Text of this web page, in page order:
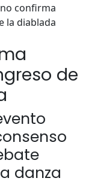
confirma
la diablada
de
danza